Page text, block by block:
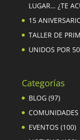
LUGAR… ¿TE
15
TALLER DE
UNIDOS POR
Categorías
BLOG(97)
EVENTOS (100)